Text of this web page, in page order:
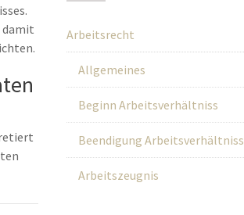
damit
Arbeitsrecht
Allgemeines
Beginn Arbeitsverhältniss
Beendigung Arbeitsverhältniss
Arbeitszeugnis